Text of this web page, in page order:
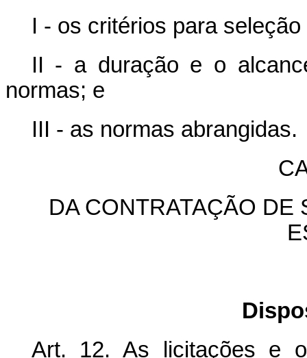
I - os critérios para
II - a duração e o
normas; e
III - as normas abrangidas.
DA CONTRATAÇÃO DE
Art. 12. As licitações e